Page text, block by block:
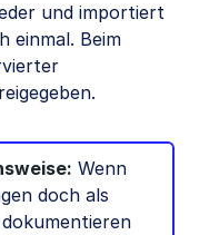
und importiert
einmal. Beim
Wenn
doch als